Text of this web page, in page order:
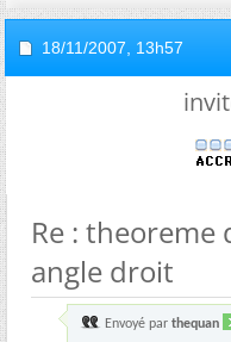
18/11/2007, 13h57
Re : theoreme
angle droit
Envoyé par thequan